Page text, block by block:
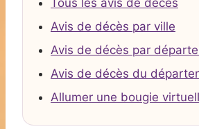
Tous les avis de décès
Avis de décès par ville
Avis de décès par
Avis de décès du
Allumer une bougie